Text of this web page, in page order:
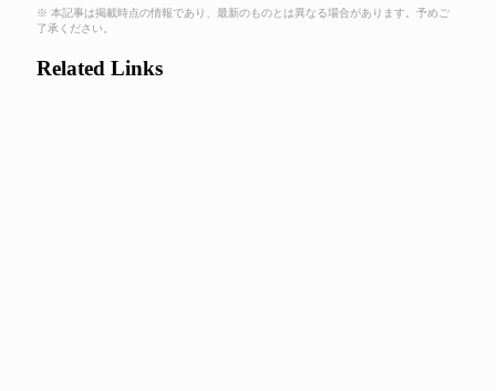
※ 本記事は掲載時点の情報であり、最新のものとは異なる場合があります。予めご
了承ください。
Related Links